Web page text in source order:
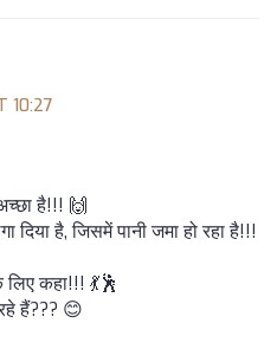
10:27
है!!! 🙌
है, जिसमें पानी जमा हो रहा है!!!
कहा!!! 💃🕺
हैं??? 😊